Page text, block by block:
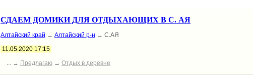
СДАЕМ ДОМИКИ ДЛЯ ОТДЫХАЮЩИХ В С. АЯ
Алтайский край → Алтайский р-н → С.АЯ
11.05.2020 17:15
... → Предлагаю → Отдых в деревне